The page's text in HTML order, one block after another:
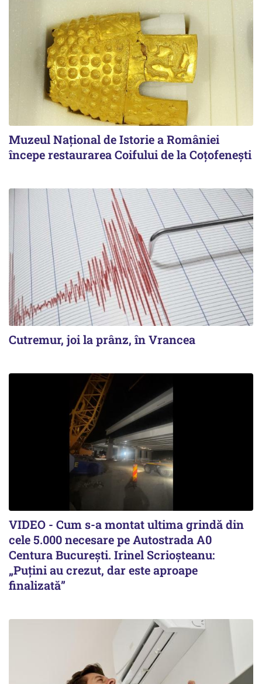
Muzeul Național de Istorie a României
începe restaurarea Coifului de la Coțofenești
Cutremur, joi la prânz, în Vrancea
VIDEO - Cum s-a montat ultima grindă din
cele 5.000 necesare pe Autostrada A0
Centura București. Irinel Scrioșteanu:
„Puțini au crezut, dar este aproape
finalizată”